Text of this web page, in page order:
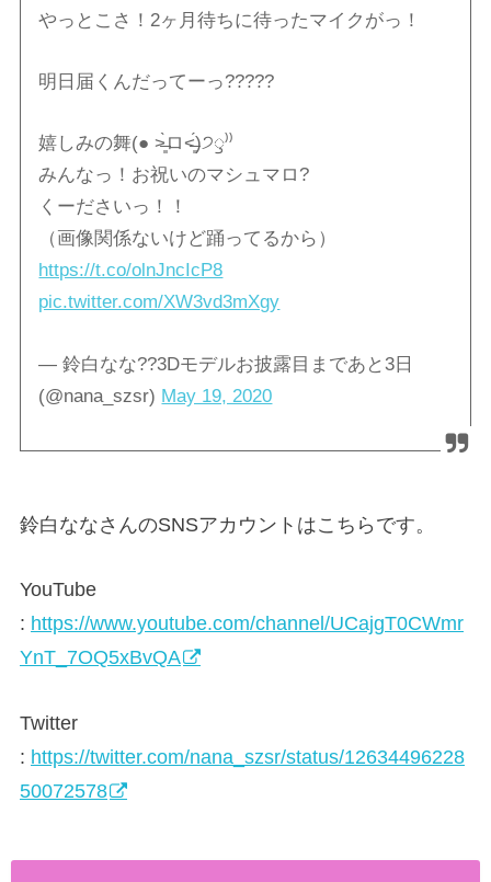
やっとこさ！2ヶ月待ちに待ったマイクがっ！
明日届くんだってーっ?????
嬉しみの舞(● ˃̶͈̀ロ˂̶͈́)੭ꠥ⁾⁾
みんなっ！お祝いのマシュマロ?
くーださいっ！！
（画像関係ないけど踊ってるから）
https://t.co/olnJncIcP8
pic.twitter.com/XW3vd3mXgy
— 鈴白なな??3Dモデルお披露目まであと3日
(@nana_szsr) May 19, 2020
鈴白ななさんのSNSアカウントはこちらです。
YouTube
: https://www.youtube.com/channel/UCajgT0CWmr
YnT_7OQ5xBvQA
Twitter
: https://twitter.com/nana_szsr/status/12634496228
50072578